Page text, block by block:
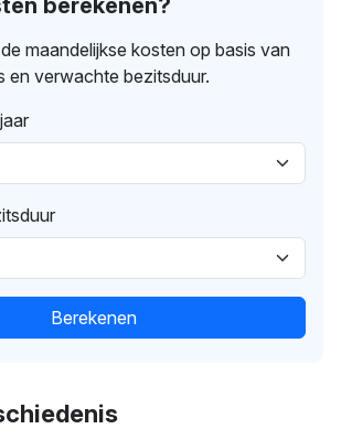
maandelijkse kosten op basis van
en verwachte bezitsduur.
Berekenen